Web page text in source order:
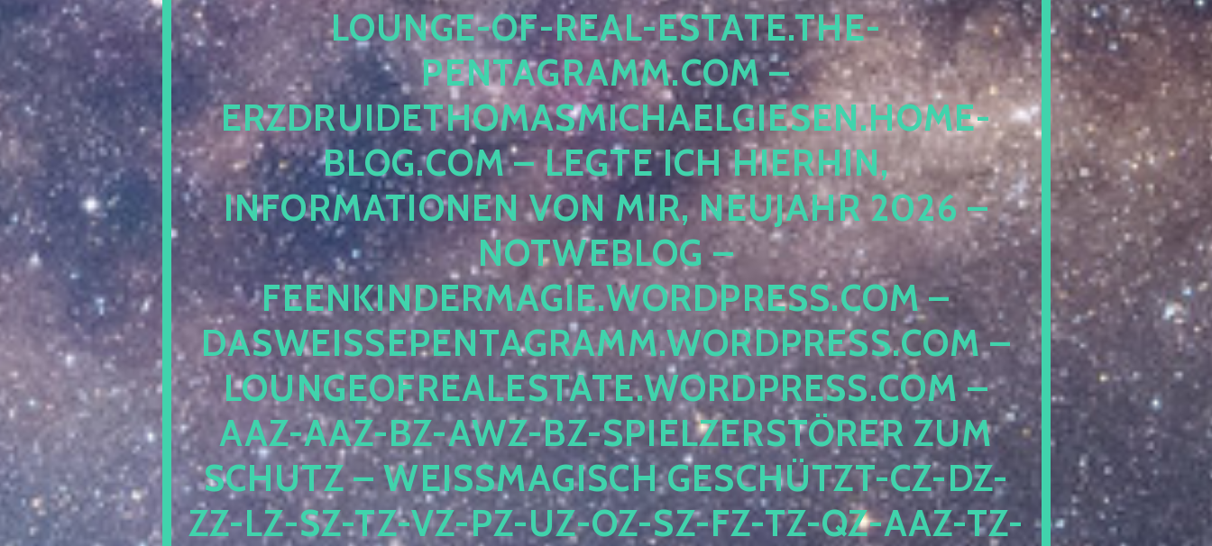
OUNGE-OF-REAL-ESTATE.THE-P
ENTAGRAMM.COM – E
RZDRUIDETHOMASMICHAELGIESEN.HOME-B
LOG.COM – LEGTE ICH HIERHIN, I
NFORMATIONEN VON MIR, NEUJAHR 2026 – N
OTWEBLOG – F
EENKINDERMAGIE.WORDPRESS.COM – D
ASWEISSEPENTAGRAMM.WORDPRESS.COM – L
OUNGEOFREALESTATE.WORDPRESS.COM – A
AZ-AAZ-BZ-AWZ-BZ-SPIELZERSTÖRER ZUM S
CHUTZ – WEISSMAGISCH GESCHÜTZT-CZ-DZ-ZZ
-LZ-SZ-TZ-VZ-PZ-UZ-OZ-SZ-FZ-TZ-QZ-AAZ-TZ-HZ